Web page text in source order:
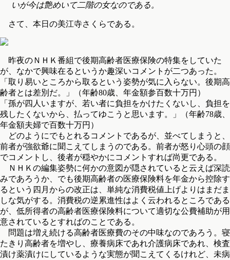
いが今は艶めいて二階の女なのである。
さて、本日の美江寺さくらである。
昨夜のＮＨＫ番組で後期高齢者医療保険の特集をしていた
が、なかで興味在るというか趣深いコメントが二つあった。
「取り易いところから取るという姿勢が気に入らない。後期高
齢者とは差別だ。」（年齢80歳、年金額参百数十万円）
「孫が四人いますが、若い者に負担をかけたくないし、負担を
残したくないから、払ってゆこうと思います。」（年齢78歳、
年金額夫婦で百数十万円）
どのようにでもとれるコメントであるが、並べてしまうと、
前者が強欲爺に聞こえてしまうのである。前者が怒り心頭の顔
でコメントし、後者が穏やかにコメントすれば尚更である。
ＮＨＫの編集姿勢に何かの意図が隠されていると云えば深読
みであろうか、でも後期高齢者の医療保険料を年金から控除す
るという四月からの改正は、単純な消費税値上げよりはまだま
しな気がする。消費税の逆累進性はよく云われるところである
が、低所得者の高齢者医療保険料について適切な公費補助が用
意されているとすればのことである。
問題は増え続ける高齢者医療費のその中味なのであろう。寝
たきり高齢者を増やし、療養病床であれ介護病床であれ、検査
漬け薬漬けにしているような実態が聞こえてくるけれど、未病